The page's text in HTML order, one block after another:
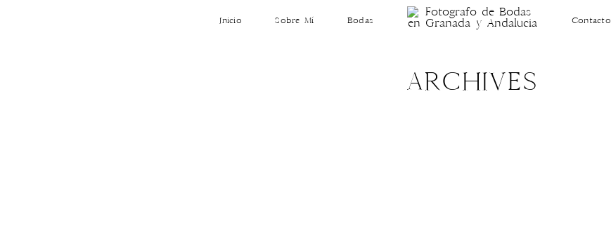
Inicio Sobre Mí Bodas Contacto
ARCHIVES